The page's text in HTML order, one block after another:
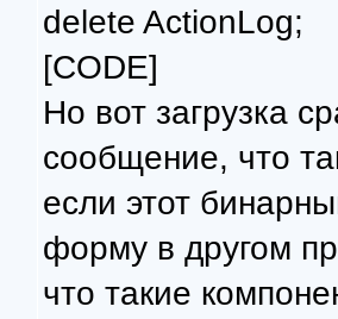
delete ActionLog;
[CODE]
Но вот загрузка
сообщение, что
если этот
форму в другом
что такие